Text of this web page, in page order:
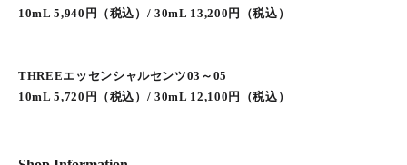
10mL 5,940円（税込）/ 30mL 13,200円（税込）
THREEエッセンシャルセンツ03～05
10mL 5,720円（税込）/ 30mL 12,100円（税込）